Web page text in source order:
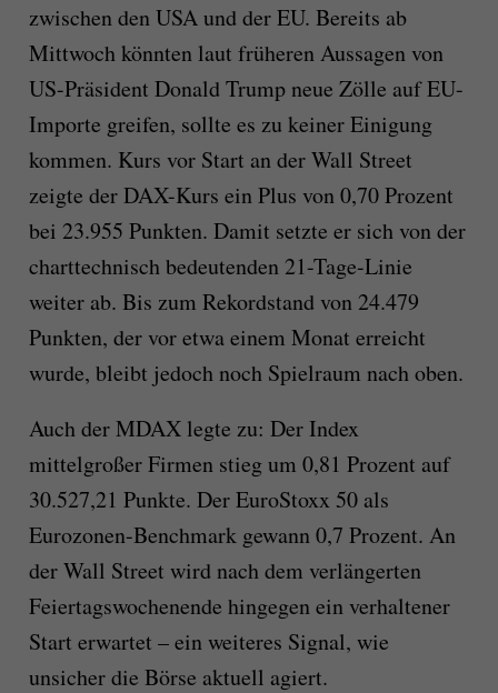
zwischen den USA und der EU. Bereits ab
Mittwoch könnten laut früheren Aussagen von
US-Präsident Donald Trump neue Zölle auf EU-
Importe greifen, sollte es zu keiner Einigung
kommen. Kurs vor Start an der Wall Street
zeigte der DAX-Kurs ein Plus von 0,70 Prozent
bei 23.955 Punkten. Damit setzte er sich von der
charttechnisch bedeutenden 21-Tage-Linie
weiter ab. Bis zum Rekordstand von 24.479
Punkten, der vor etwa einem Monat erreicht
wurde, bleibt jedoch noch Spielraum nach oben.
Auch der MDAX legte zu: Der Index
mittelgroßer Firmen stieg um 0,81 Prozent auf
30.527,21 Punkte. Der EuroStoxx 50 als
Eurozonen-Benchmark gewann 0,7 Prozent. An
der Wall Street wird nach dem verlängerten
Feiertagswochenende hingegen ein verhaltener
Start erwartet – ein weiteres Signal, wie
unsicher die Börse aktuell agiert.